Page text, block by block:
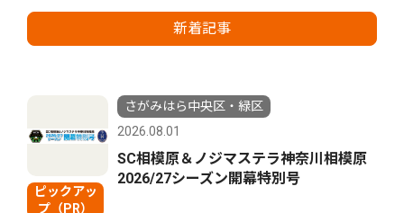
新着記事
ピックアッ
プ（PR）
さがみはら中央区・緑区
2026.08.01
SC相模原＆ノジマステラ神奈川相模原
2026/27シーズン開幕特別号